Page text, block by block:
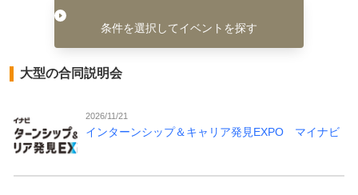
条件を選択してイベントを探す
大型の合同説明会
2026/11/21
インターンシップ＆キャリア発見EXPO マイナビ